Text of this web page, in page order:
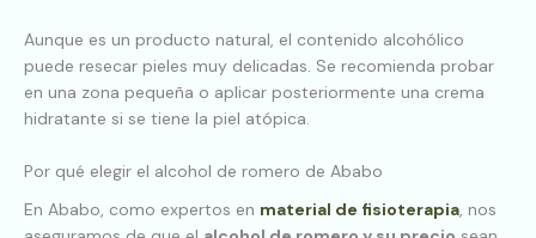
Aunque es un producto natural, el contenido alcohólico
puede resecar pieles muy delicadas. Se recomienda probar
en una zona pequeña o aplicar posteriormente una crema
hidratante si se tiene la piel atópica.
Por qué elegir el alcohol de romero de Ababo
En Ababo, como expertos en material de fisioterapia, nos